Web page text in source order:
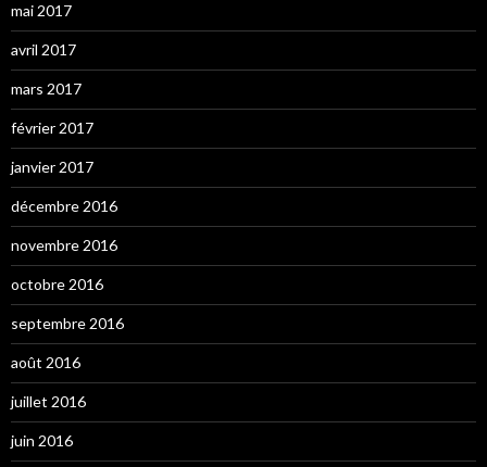
mai 2017
avril 2017
mars 2017
février 2017
janvier 2017
décembre 2016
novembre 2016
octobre 2016
septembre 2016
août 2016
juillet 2016
juin 2016